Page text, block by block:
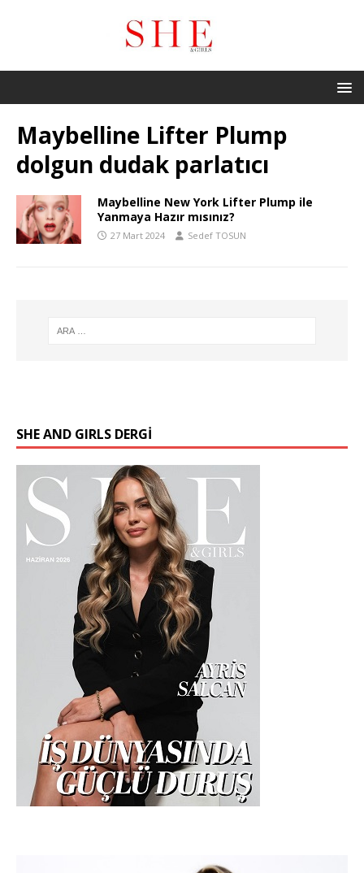
Maybelline Lifter Plump
dolgun dudak parlatıcı
Maybelline New York Lifter Plump ile
Yanmaya Hazır mısınız?
27 Mart 2024 Sedef TOSUN
SHE AND GIRLS DERGİ